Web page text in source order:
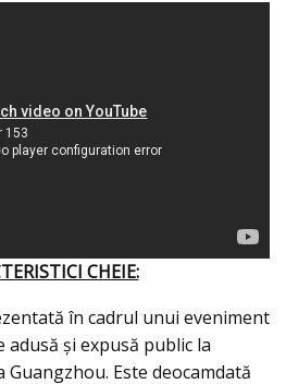
CHEIE:
în cadrul unui eveniment
adusă și expusă public la
Guangzhou. Este deocamdată